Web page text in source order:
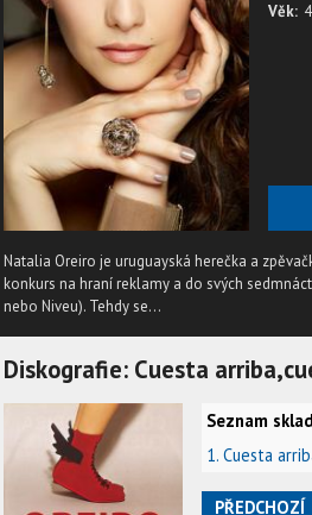
Věk:
Natalia Oreiro je uruguayská herečka a
konkurs na hraní reklamy a do svých
nebo Niveu). Tehdy se...
Diskografie: Cuesta
Seznam
1. Cuesta
PŘEDCHOZÍ